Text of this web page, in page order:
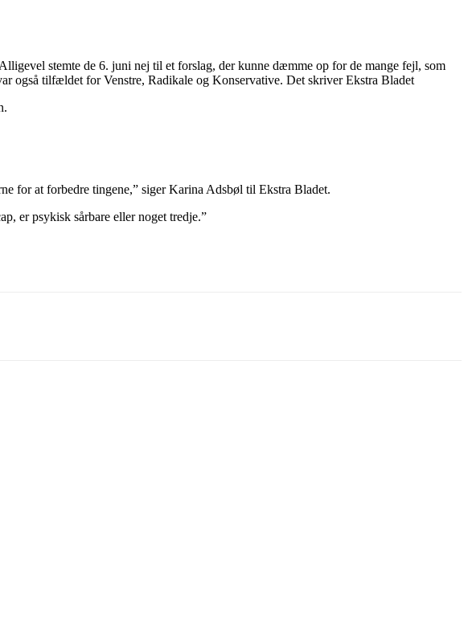
stemte de 6. juni nej til et forslag, der kunne dæmme op for de mange fejl, som
også tilfældet for Venstre, Radikale og Konservative. Det skriver Ekstra Bladet
for at forbedre tingene,” siger Karina Adsbøl til Ekstra Bladet.
er psykisk sårbare eller noget tredje.”